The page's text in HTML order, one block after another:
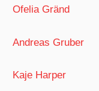
Ofelia Gränd
Andreas Gruber
Kaje Harper